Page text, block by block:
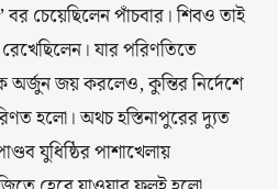
বর চেয়েছিলেন পাঁচবার। শিবও তাই
যার পরিণতিতে
অর্জুন জয় করলেও, কুন্তির নির্দেশে
হলো। অথচ হস্তিনাপুরের দ্যুত
যুধিষ্ঠির পাশাখেলায়